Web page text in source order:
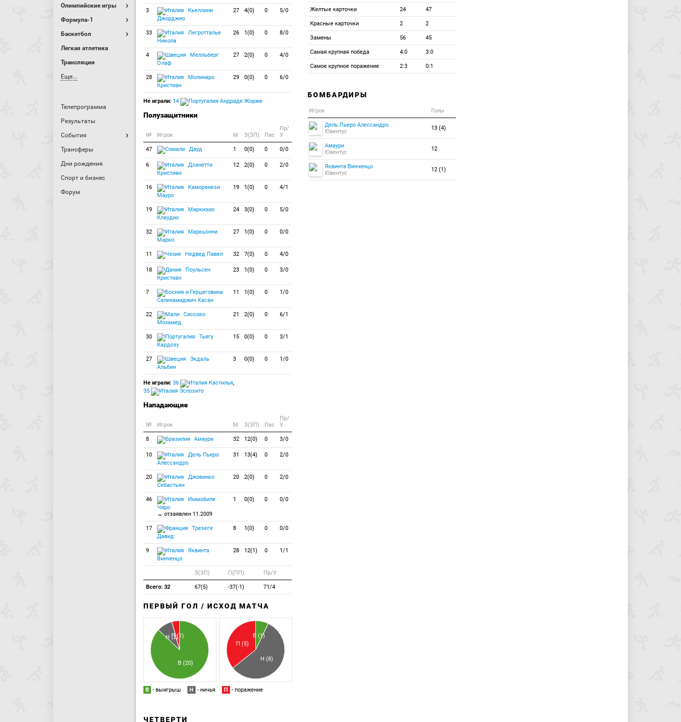
Олимпийские игры
Формула-1
Баскетбол
Легкая атлетика
Трансляции
Еще...
Телепрограмма
Результаты
События
Трансферы
Дни рождения
Спорт и бизнес
Форум
3
Кьеллини
Джорджио
27 4(0) 0 5/0
33
Легротталье
Никола
26 1(0) 0 8/0
4
Мелльберг
Олаф
27 2(0) 0 4/0
28
Молинаро
Кристиан
29 0(0) 0 6/0
Не играли: 14 Андраде Жорже
Полузащитники
№ Игрок M З(ЗП) Пас
Пр/
У
47 Дауд 1 0(0) 0 0/0
6
Дзанетти
Кристиан
12 2(0) 0 2/0
16
Каморанези
Мауро
19 1(0) 0 4/1
19
Маркизио
Клаудио
24 3(0) 0 5/0
32
Маркьонни
Марко
27 1(0) 0 0/0
11 Недвед Павел 32 7(0) 0 4/0
18
Поульсен
Кристиан
23 1(0) 0 3/0
7
Салихамиджич Хасан
11 1(0) 0 1/0
22
Сиссоко
Мохамед
21 2(0) 0 6/1
30
Тьягу
Кардозу
15 0(0) 0 3/1
27
Экдаль
Альбин
3 0(0) 0 1/0
Не играли: 36 Кастилья,
35
Эспозито
Нападающие
№ Игрок M З(ЗП) Пас
Пр/
У
8 Амаури 32 12(0) 0 3/0
10
Дель Пьеро
Алессандро
31 13(4) 0 2/0
20
Джовинко
Себастьян
20 2(0) 0 2/0
46
Иммобиле
Чиро
↔ отзаявлен 11.2009
1 0(0) 0 0/0
17
Трезеге
Давид
8 1(0) 0 0/0
9
Яквинта
Винченцо
28 12(1) 0 1/1
З(ЗП) П(ПП) Пр/У
Всего: 32 67(5) -37(-1) 71/4
ПЕРВЫЙ ГОЛ / ИСХОД МАТЧА
В (20)
Н (2)
П (1) В (1)
Н (8)
П (5)
В - выигрыш Н - ничья П - поражение
ЧЕТВЕРТИ
Желтые карточки 24 47
Красные карточки 2 2
Замены 56 45
Самая крупная победа 4:0 3:0
Самое крупное поражение 2:3 0:1
БОМБАРДИРЫ
Игрок Голы
Дель Пьеро Алессандро
Ювентус
13 (4)
Амаури
Ювентус
12
Яквинта Винченцо
Ювентус
12 (1)